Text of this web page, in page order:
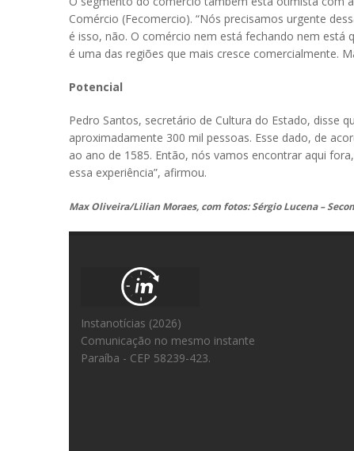
Comércio (Fecomercio). “Nós precisamos urgente
é isso, não. O comércio nem está fechando nem está
é uma das regiões que mais cresce comercialmente.
Potencial
Pedro Santos, secretário de Cultura do Estado, disse
aproximadamente 300 mil pessoas. Esse dado, de
ao ano de 1585. Então, nós vamos encontrar aqui
essa experiência”, afirmou.
Max Oliveira/Lilian Moraes, com fotos: Sérgio Lucena –
Instanotícias (2026)
Comunicação no mesmo instante
Paraíba - CEP 58239-423.